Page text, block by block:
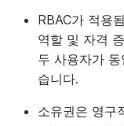
RBAC가 적용
역할 및 자격
두 사용자가
습니다.
소유권은 영구